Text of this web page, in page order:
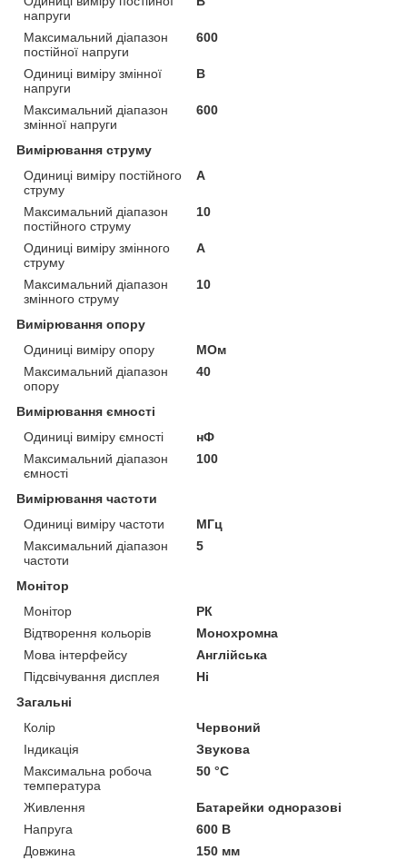
напруги
Максимальний діапазон
постійної напруги
600
Одиниці виміру змінної
напруги
В
Максимальний діапазон
змінної напруги
600
Вимірювання струму
Одиниці виміру постійного
струму
А
Максимальний діапазон
постійного струму
10
Одиниці виміру змінного
струму
А
Максимальний діапазон
змінного струму
10
Вимірювання опору
Одиниці виміру опору
МОм
Максимальний діапазон
опору
40
Вимірювання ємності
Одиниці виміру ємності
нФ
Максимальний діапазон
ємності
100
Вимірювання частоти
Одиниці виміру частоти
МГц
Максимальний діапазон
частоти
5
Монітор
Монітор
РК
Відтворення кольорів
Монохромна
Мова інтерфейсу
Англійська
Підсвічування дисплея
Ні
Загальні
Колір
Червоний
Індикація
Звукова
Максимальна робоча
температура
50 °С
Живлення
Батарейки одноразові
Напруга
600 В
Довжина
150 мм